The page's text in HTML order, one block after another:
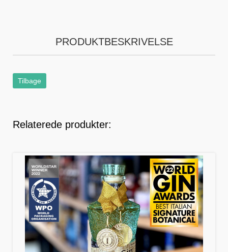
PRODUKTBESKRIVELSE
Tilbage
Relaterede produkter: